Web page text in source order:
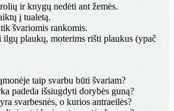
ir knygų nedėti ant žemės.
į tualetą.
švariomis rankomis.
ilgų plaukų, moterims rišti plaukus (ypač
taip svarbu būti švariam?
padeda išsiugdyti dorybės guną?
svarbesnės, o kurios antraeilės?